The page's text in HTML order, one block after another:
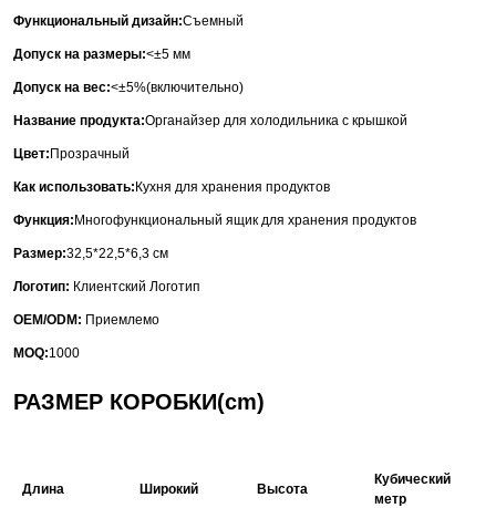
Функциональный дизайн:Съемный
Допуск на размеры:<±5 мм
Допуск на вес:<±5%(включительно)
Название продукта:Органайзер для холодильника с крышкой
Цвет:Прозрачный
Как использовать:Кухня для хранения продуктов
Функция:Многофункциональный ящик для хранения продуктов
Размер:32,5*22,5*6,3 см
Логотип: Клиентский Логотип
OEM/ODM: Приемлемо
MOQ:1000
РАЗМЕР КОРОБКИ(cm)
Длина Широкий Высота
Кубический
метр